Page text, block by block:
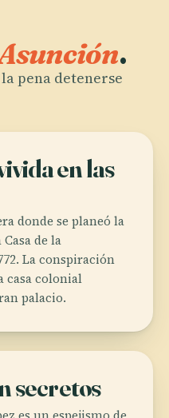
.
pena detenerse
en las
donde se planeó la
de la
La conspiración
casa colonial
palacio.
secretos